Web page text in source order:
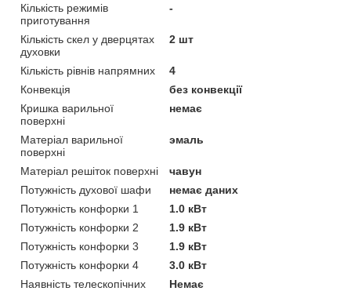
Кількість режимів
приготування
-
Кількість скел у дверцятах
духовки
2 шт
Кількість рівнів напрямних
4
Конвекція
без конвекції
Кришка варильної
поверхні
немає
Матеріал варильної
поверхні
эмаль
Матеріал решіток поверхні
чавун
Потужність духової шафи
немає даних
Потужність конфорки 1
1.0 кВт
Потужність конфорки 2
1.9 кВт
Потужність конфорки 3
1.9 кВт
Потужність конфорки 4
3.0 кВт
Наявність телескопічних
Немає